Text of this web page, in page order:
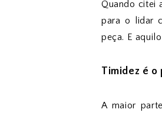
Quando citei
para o lidar
peça. E
Timidez é o
A maior